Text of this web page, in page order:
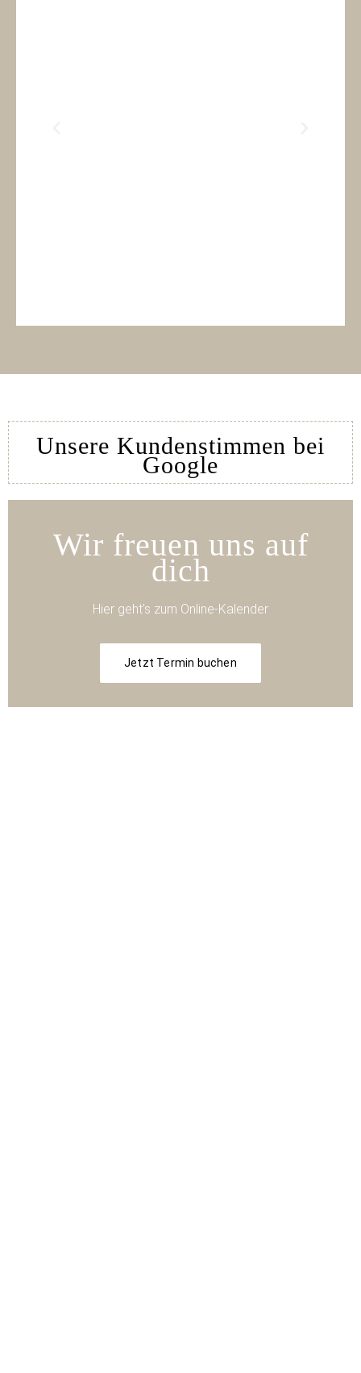
Unsere Kundenstimmen bei
Google
Wir freuen uns auf
dich
Hier geht's zum Online-Kalender
Jetzt Termin buchen